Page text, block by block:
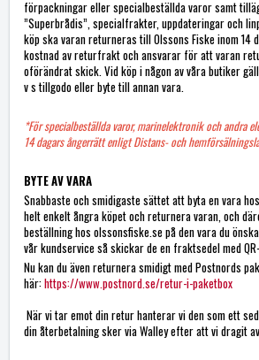
förpackningar eller specialbeställda varor samt
”Superbrådis”, specialfrakter, uppdateringar och
köp ska varan returneras till Olssons Fiske inom 14
kostnad av returfrakt och ansvarar för att varan
oförändrat skick. Vid köp i någon av våra butiker
v s tillgodo eller byte till annan vara.
*För specialbeställda varor, marinelektronik och andra
14 dagars ångerrätt enligt Distans- och
BYTE AV VARA
Snabbaste och smidigaste sättet att byta en vara
helt enkelt ångra köpet och returnera varan, och
beställning hos olssonsfiske.se på den vara du
vår kundservice så skickar de en fraktsedel med
Nu kan du även returnera smidigt med Postnords
här:https://www.postnord.se/retur-i-paketbox
När vi tar emot din retur hanterar vi den som ett
din återbetalning sker via Walley efter att vi dragit